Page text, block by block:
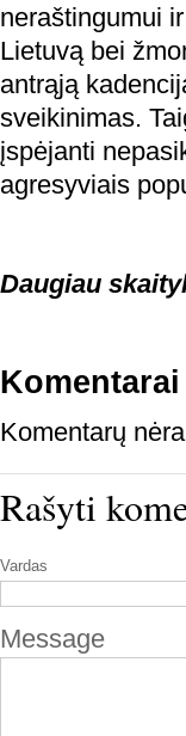
neraštingumui
Lietuvą bei
antrąją
sveikinimas.
įspėjanti
agresyviais
Daugiau
Komentarai
Komentarų nėra
Rašyti
Vardas
Message